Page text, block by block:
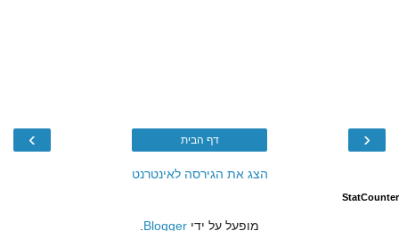
‹
› דף הבית
הצג את הגירסה לאינטרנט
StatCounter
מופעל על ידי Blogger
.